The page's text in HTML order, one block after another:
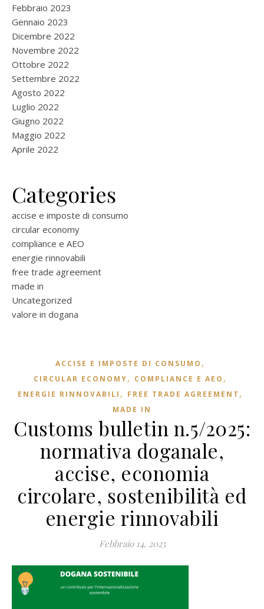
Febbraio 2023
Gennaio 2023
Dicembre 2022
Novembre 2022
Ottobre 2022
Settembre 2022
Agosto 2022
Luglio 2022
Giugno 2022
Maggio 2022
Aprile 2022
Categories
accise e imposte di consumo
circular economy
compliance e AEO
energie rinnovabili
free trade agreement
made in
Uncategorized
valore in dogana
ACCISE E IMPOSTE DI CONSUMO ,
CIRCULAR ECONOMY, COMPLIANCE E AEO ,
ENERGIE RINNOVABILI , FREE TRADE AGREEMENT ,
MADE IN
Customs bulletin n.5/2025:
normativa doganale,
accise, economia
circolare, sostenibilità ed
energie rinnovabili
Febbraio 14, 2025